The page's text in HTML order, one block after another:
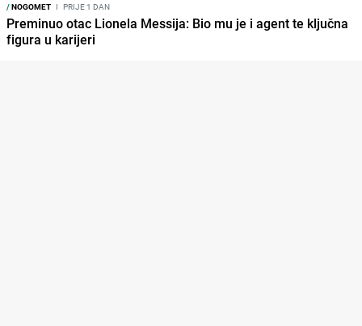
/NOGOMET I PRIJE 1 DAN
Preminuo otac Lionela Messija: Bio mu je i agent te ključna
figura u karijeri